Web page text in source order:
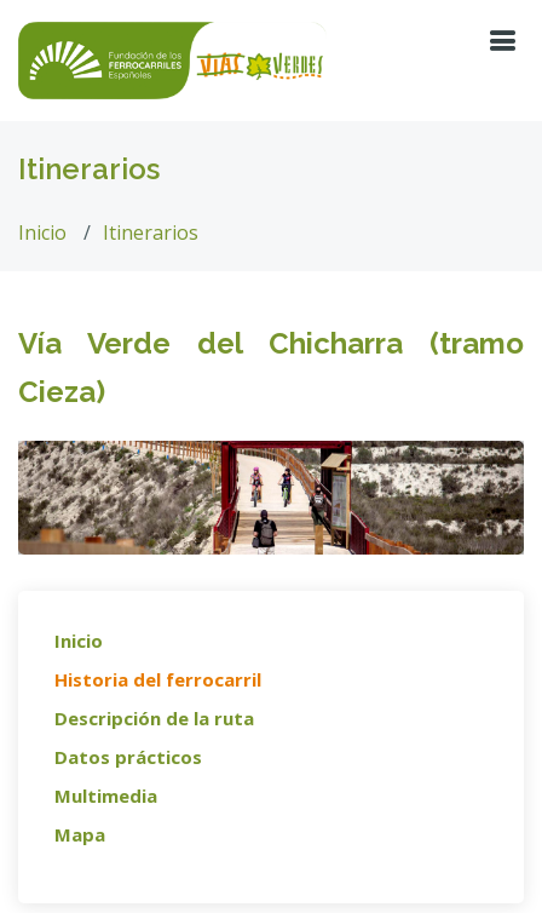
Itinerarios
Inicio Itinerarios
Vía Verde del Chicharra (tramo
Cieza)
Inicio
Historia del ferrocarril
Descripción de la ruta
Datos prácticos
Multimedia
Mapa